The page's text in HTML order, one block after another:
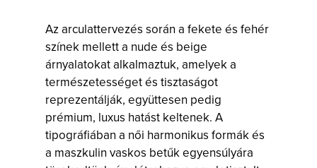
Az arculattervezés során a fekete és fehér
színek mellett a nude és beige
árnyalatokat alkalmaztuk, amelyek a
természetességet és tisztaságot
reprezentálják, együttesen pedig
prémium, luxus hatást keltenek. A
tipográfiában a női harmonikus formák és
a maszkulin vaskos betűk egyensúlyára